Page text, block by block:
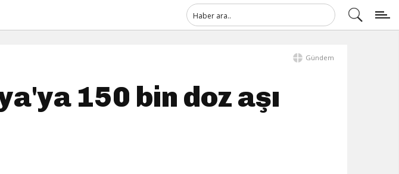
Gündem
150 bin doz aşı